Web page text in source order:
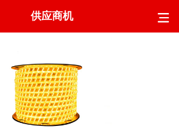
供应商机